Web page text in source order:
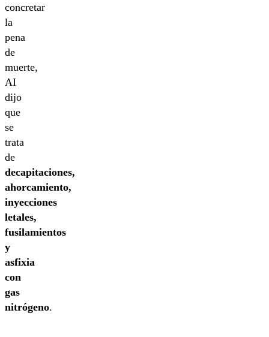
concretar
la
pena
de
muerte,
AI
dijo
que
se
trata
de
decapitaciones,
ahorcamiento,
inyecciones
letales,
fusilamientos
y
asfixia
con
gas
nitrógeno.